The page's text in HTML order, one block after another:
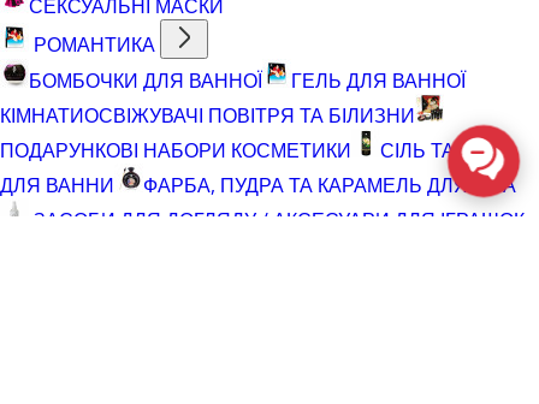
СЕКСУАЛЬНІ МАСКИ
РОМАНТИКА
БОМБОЧКИ ДЛЯ ВАННОЇ
ГЕЛЬ ДЛЯ ВАННОЇ
КІМНАТИОСВІЖУВАЧІ ПОВІТРЯ ТА БІЛИЗНИ
ПОДАРУНКОВІ НАБОРИ КОСМЕТИКИ
СІЛЬ ТА ПІНА
ДЛЯ ВАННИ
ФАРБА, ПУДРА ТА КАРАМЕЛЬ ДЛЯ ТІЛА
ЗАСОБИ ДЛЯ ДОГЛЯДУ / АКСЕСУАРИ ДЛЯ ІГРАШОК